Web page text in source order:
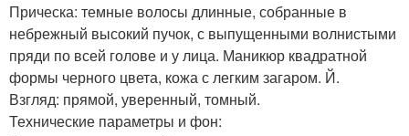
Прическа: темные волосы длинные, собранные в
небрежный высокий пучок, с выпущенными волнистыми
пряди по всей голове и у лица. Маникюр квадратной
формы черного цвета, кожа с легким загаром. Й.
Взгляд: прямой, уверенный, томный.
Технические параметры и фон: